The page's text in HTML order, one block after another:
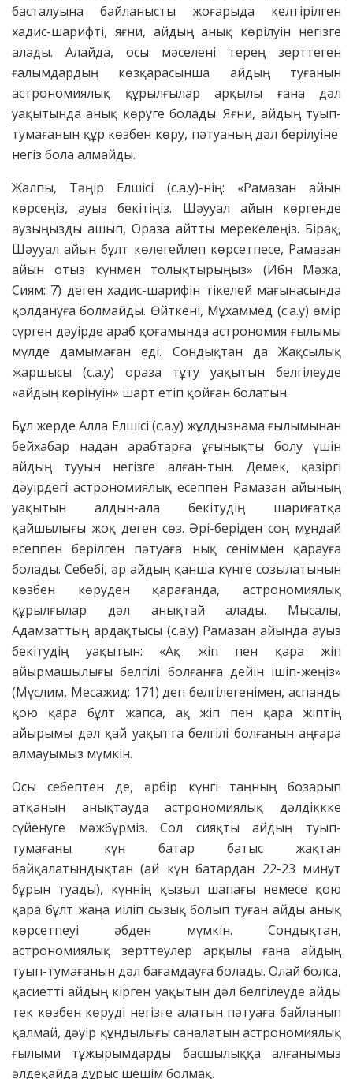
басталуына байланыс­ты жоғарыда келтірілген
хадис-шарифті, яғни, айдың анық көрілуін негізге
алады. Алайда, осы мәселені терең зерттеген
ғалымдардың көзқарасынша айдың туғанын
астрономиялық құрылғылар арқылы ғана дәл
уақытында анық көруге болады. Яғни, айдың туып-
тумағанын құр көзбен көру, пәтуаның дәл берілуіне
негіз бола алмайды.
Жалпы, Тәңір Елшісі (с.а.у)-нің: «Рамазан айын
көрсеңіз, ауыз бекітіңіз. Шәууал айын көргенде
аузыңызды ашып, Ораза айтты мерекелеңіз. Бірақ,
Шәууал айын бұлт көлегейлеп көрсетпесе, Рамазан
айын отыз күнмен толықтырыңыз» (Ибн Мәжа,
Сиям: 7) деген хадис-шарифін тікелей мағынасында
қолдануға болмайды. Өйткені, Мұхаммед (с.а.у) өмір
сүрген дәуірде араб қоғамында астрономия ғылымы
мүлде дамымаған еді. Сондықтан да Жақсылық
жаршысы (с.а.у) ораза тұту уақытын белгілеуде
«айдың көрінуін» шарт етіп қойған болатын.
Бұл жерде Алла Елшісі (с.а.у) жұлдызнама ғылымынан
бейхабар надан арабтарға ұғынықты болу үшін
айдың тууын негізге алған-тын. Демек, қәзіргі
дәуірдегі астрономиялық есеппен Рамазан айының
уақытын алдын-ала бекітудің шариғатқа
қайшылығы жоқ деген сөз. Әрі-беріден соң мұндай
есеппен берілген пәтуаға нық сеніммен қарауға
болады. Себебі, әр айдың қанша күнге созылатынын
көзбен көруден қарағанда, астрономиялық
құрылғылар дәл анықтай алады. Мысалы,
Адамзаттың ардақтысы (с.а.у) Рамазан айында ауыз
бекітудің уақытын: «Ақ жіп пен қара жіп
айырмашылығы белгілі болғанға дейін ішіп-жеңіз»
(Мүслим, Месажид: 171) деп белгілегенімен, аспанды
қою қара бұлт жапса, ақ жіп пен қара жіптің
айырымы дәл қай уақытта белгілі болғанын аңғара
алмауымыз мүмкін.
Осы себептен де, әрбір күнгі таңның бозарып
атқанын анықтауда астрономиялық дәлдіккке
сүйенуге мәжбүрміз. Сол сияқты айдың туып-
тумағаны күн батар батыс жақтан
байқалатындықтан (ай күн батардан 22-23 минут
бұрын туады), күннің қызыл шапағы немесе қою
қара бұлт жаңа иіліп сызық болып туған айды анық
көрсетпеуі әбден мүмкін. Сондықтан,
астрономиялық зерттеулер арқылы ғана айдың
туып-тумағанын дәл бағамдауға болады. Олай болса,
қасиетті айдың кірген уақытын дәл белгілеуде айды
тек көзбен көруді негізге алатын пәтуаға байланып
қалмай, дәуір құндылығы саналатын астрономиялық
ғылыми тұжырымдарды басшылыққа алғанымыз
әлдеқайда дұрыс шешім болмақ.